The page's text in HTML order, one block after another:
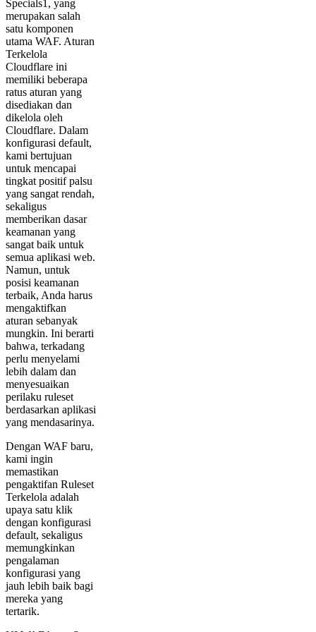
Specials1, yang
merupakan salah
satu komponen
utama WAF. Aturan
Terkelola
Cloudflare ini
memiliki beberapa
ratus aturan yang
disediakan dan
dikelola oleh
Cloudflare. Dalam
konfigurasi default,
kami bertujuan
untuk mencapai
tingkat positif palsu
yang sangat rendah,
sekaligus
memberikan dasar
keamanan yang
sangat baik untuk
semua aplikasi web.
Namun, untuk
posisi keamanan
terbaik, Anda harus
mengaktifkan
aturan sebanyak
mungkin. Ini berarti
bahwa, terkadang
perlu menyelami
lebih dalam dan
menyesuaikan
perilaku ruleset
berdasarkan aplikasi
yang mendasarinya.
Dengan WAF baru,
kami ingin
memastikan
pengaktifan Ruleset
Terkelola adalah
upaya satu klik
dengan konfigurasi
default, sekaligus
memungkinkan
pengalaman
konfigurasi yang
jauh lebih baik bagi
mereka yang
tertarik.